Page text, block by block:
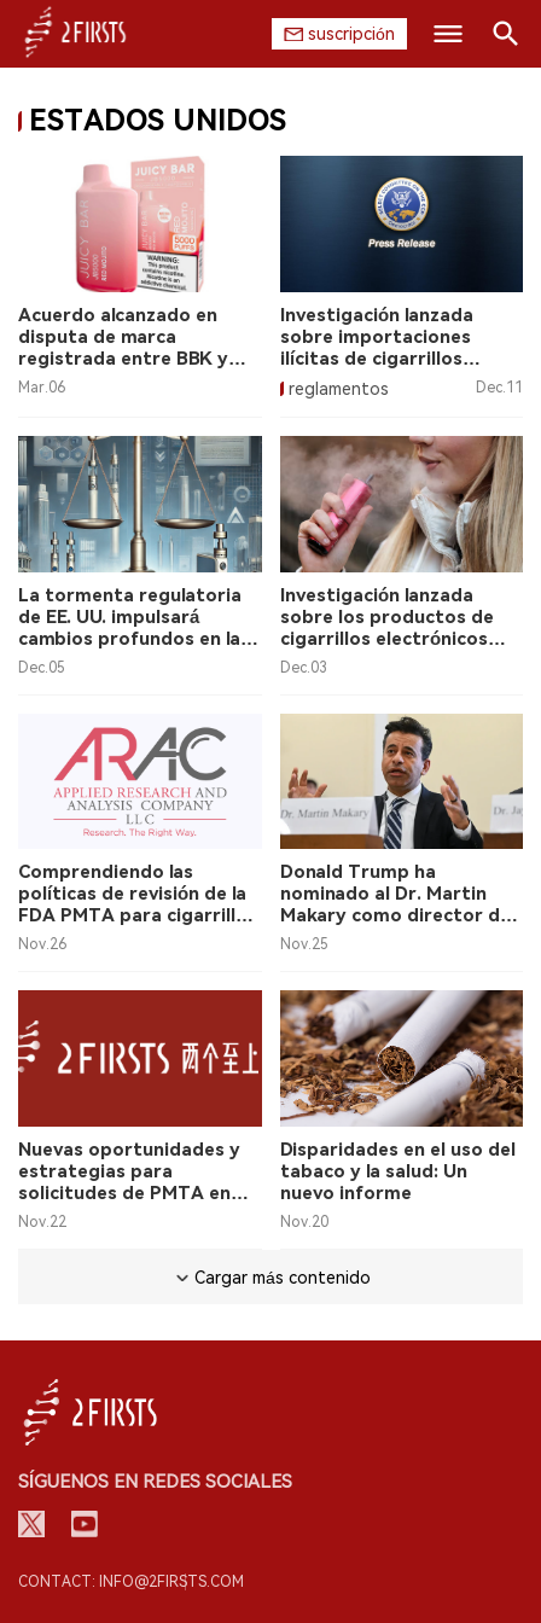
suscripción
INICIO
EMPRESA
PRODUCTO
REGULACIÓN
CHINA
EXPOSICIÓN
ENTREVISTA
ESTADOS UNIDOS
Acuerdo alcanzado en
disputa de marca
registrada entre BBK y
Olympic Reef
Mar.06
Investigación lanzada
sobre importaciones
ilícitas de cigarrillos
electrónicos chinos en
Estados Unidos.
reglamentos Dec.11
La tormenta regulatoria
de EE. UU. impulsará
cambios profundos en la
cadena de suministro de
CEO de 2Firsts.
Dec.05
Investigación lanzada
sobre los productos de
cigarrillos electrónicos
chinos en el mercado de
Dec.03
Comprendiendo las
políticas de revisión de la
FDA PMTA para cigarrillos
electrónicos con sabor.
Nov.26
Donald Trump ha
nominado al Dr. Martin
Makary como director de
la FDA.
Nov.25
Nuevas oportunidades y
estrategias para
solicitudes de PMTA en
Estados Unidos
Nov.22
Disparidades en el uso del
tabaco y la salud: Un
nuevo informe
Nov.20
Cargar más contenido
SÍGUENOS EN REDES SOCIALES
CONTACT: INFO@2FIRSTS.COM